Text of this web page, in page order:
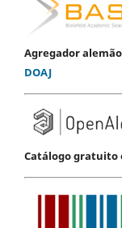
Agregador
DOAJ
Catálogo gratuito